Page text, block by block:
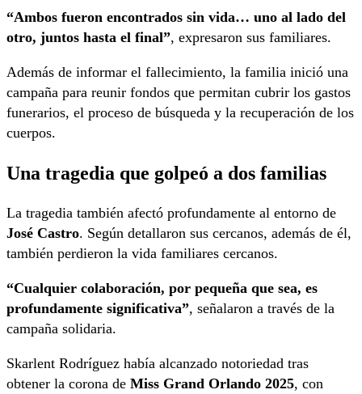
“Ambos fueron encontrados sin vida… uno al lado del
otro, juntos hasta el final”, expresaron sus familiares.
Además de informar el fallecimiento, la familia inició una
campaña para reunir fondos que permitan cubrir los gastos
funerarios, el proceso de búsqueda y la recuperación de los
cuerpos.
Una tragedia que golpeó a dos familias
La tragedia también afectó profundamente al entorno de
José Castro. Según detallaron sus cercanos, además de él,
también perdieron la vida familiares cercanos.
“Cualquier colaboración, por pequeña que sea, es
profundamente significativa”, señalaron a través de la
campaña solidaria.
Skarlent Rodríguez había alcanzado notoriedad tras
obtener la corona de Miss Grand Orlando 2025, con